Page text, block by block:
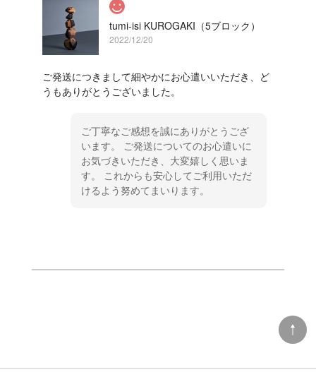
tumi-isi KUROGAKI（5ブロック）
2022/12/20
ご発送につきまして細やかにお心遣いいただき、ど
うもありがとうございました。
ご丁寧なご感想を誠にありがとうござ
います。 ご発送についてのお心遣いに
お気づきいただき、大変嬉しく思いま
す。 これからも安心してご利用いただ
けるよう努めてまいります。